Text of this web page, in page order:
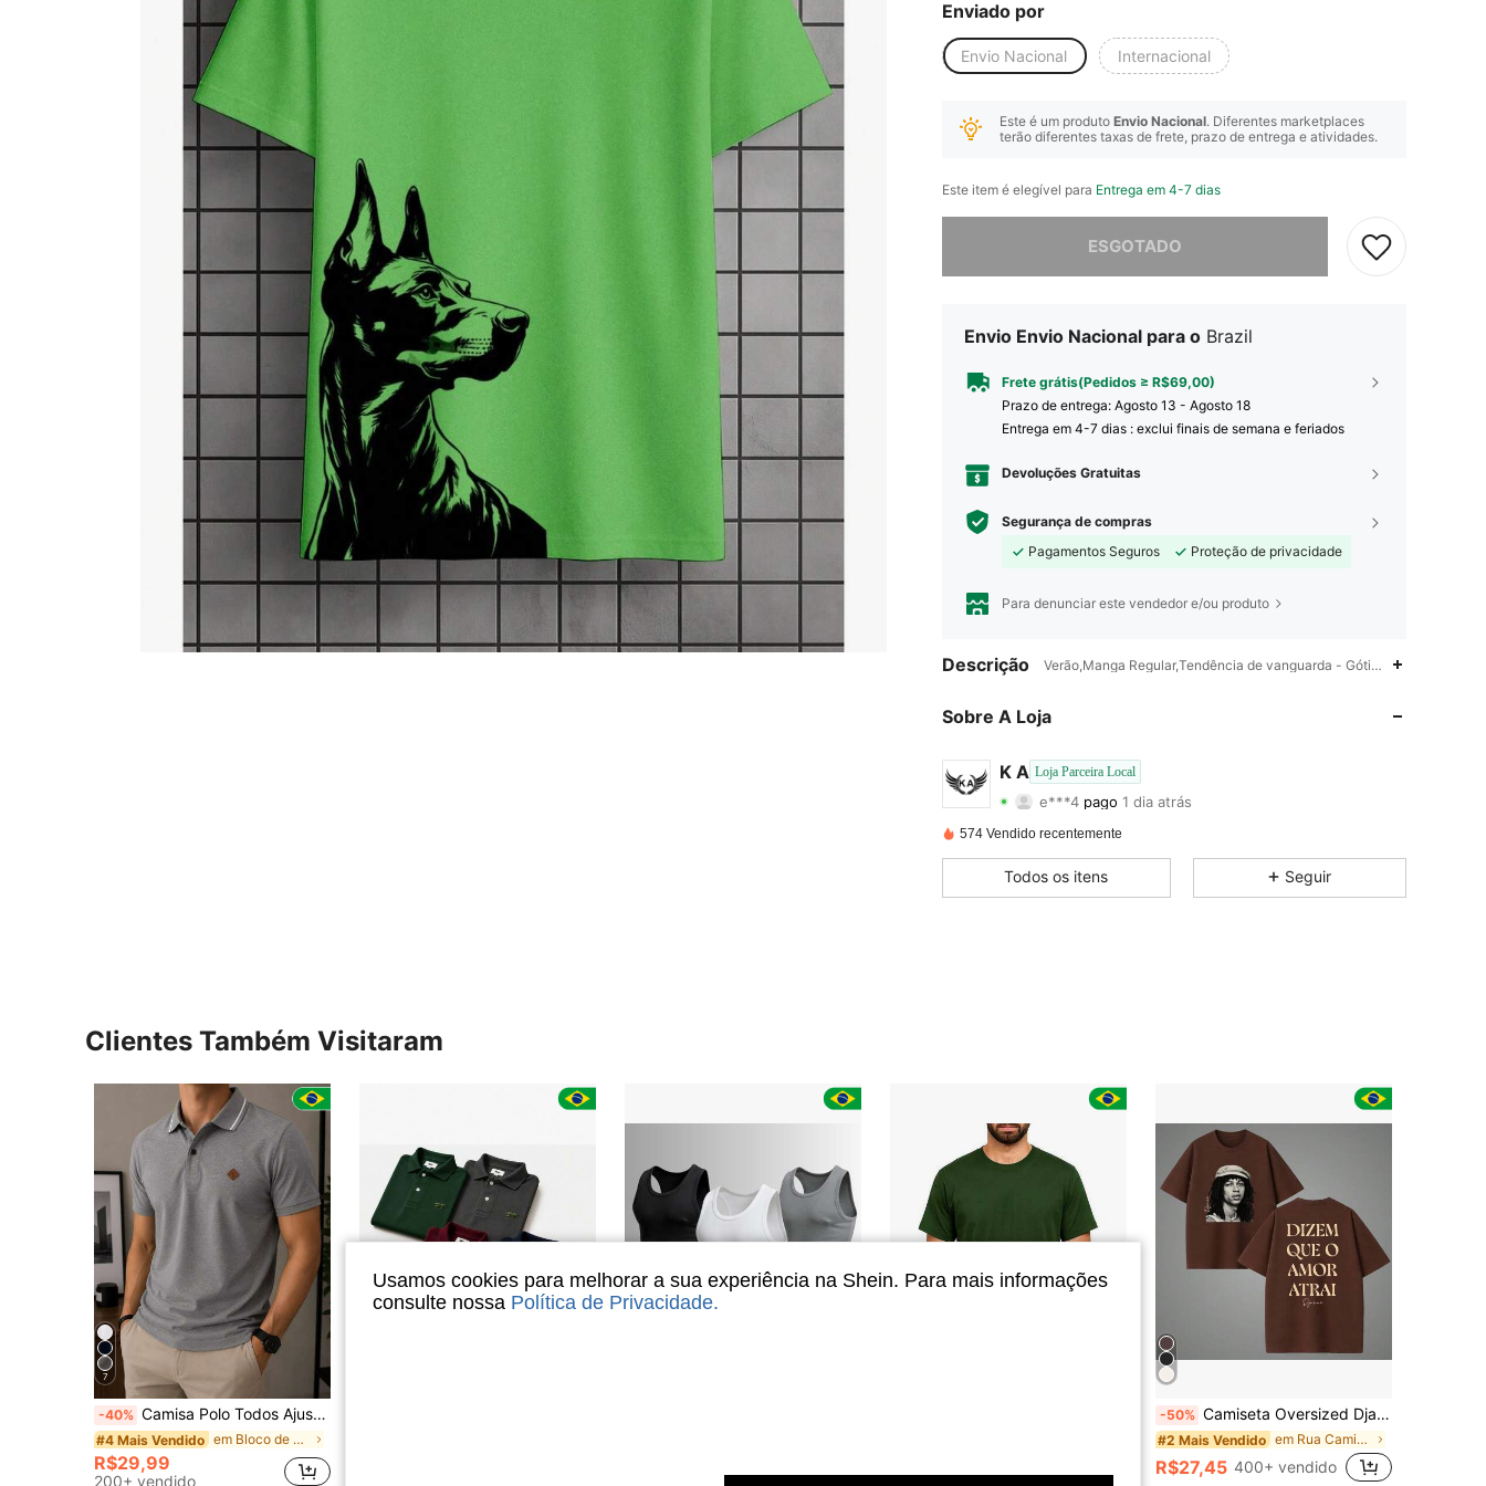
Enviado por
Envio Nacional Internacional
Este é um produto Envio Nacional. Diferentes marketplaces
terão diferentes taxas de frete, prazo de entrega e atividades.
Este item é elegível para Entrega em 4-7 dias
ESGOTADO
Desculpe, este produto está esgotado.
Envio Envio Nacional para o Brazil
Frete grátis(Pedidos ≥ R$69,00)
Prazo de entrega: Agosto 13 - Agosto 18
Entrega em 4-7 dias : exclui finais de semana e feriados
Devoluções Gratuitas
Segurança de compras
Pagamentos Seguros
Proteção de privacidade
Para denunciar este vendedor e/ou produto
Descrição Verão,Manga Regular,Tendência de vanguarda - Gótico/Punk
Sobre A Loja
K A Loja Parceira Local
4,38 50
e***4 pago 1 dia atrás
4,38
4,38
4,38 1.6K
1.6K
574 Vendido recentemente
Todos os itens Seguir
Clientes Também Visitaram
7
-40% Camisa Polo Todos Ajuste Regular Bordado Masculina
#4 Mais Vendido em Bloco de cores Camisas Polo Masculinas
R$29,99
200+ vendido Envio Nacional
-50% Camiseta Oversized Djavan Dizem que o Amor Atrai Musica Show Turne Premium
#2 Mais Vendido em Rua Camisetas masculinas
R$27,45 400+ vendido
Usamos cookies para melhorar a sua experiência na Shein. Para mais informações
consulte nossa Política de Privacidade.